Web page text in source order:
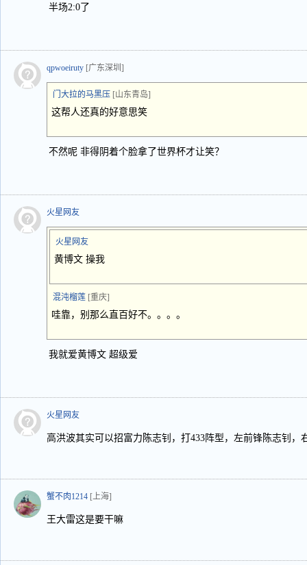
半场2:0了
qpwoeiruty [广东深圳]
门大拉的马黑压 [山东青岛]
这帮人还真的好意思笑
不然呢 非得阴着个脸拿了世界杯才让笑？
火星网友
火星网友
黄博文 操我
混沌榴莲 [重庆]
哇靠，别那么直百好不。。。。
我就爱黄博文 超级爱
火星网友
高洪波其实可以招富力陈志钊，打433阵型，左前锋陈志钊，
蟹不肉1214 [上海]
王大雷这是要干嘛